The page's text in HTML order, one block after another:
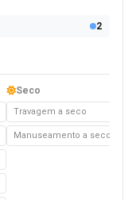
2
Seco
Travagem a seco
Manuseamento a seco